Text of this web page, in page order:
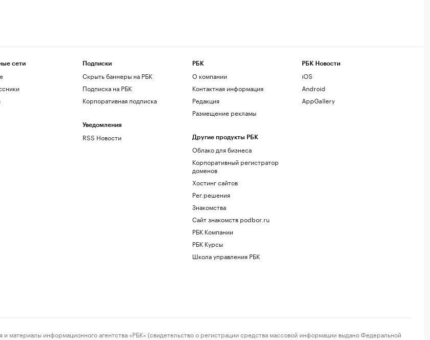
сети Подписки
Скрыть баннеры на РБК
Подписка на РБК
Корпоративная подписка
Уведомления
RSS Новости
РБК
О компании
Контактная информация
Редакция
Размещение рекламы
Другие продукты РБК
Облако для бизнеса
Корпоративный регистратор
доменов
Хостинг сайтов
Рег.решения
Знакомства
Сайт знакомств podbor.ru
РБК Компании
РБК Курсы
Школа управления РБК
РБК Новости
iOS
Android
AppGallery
информационного агентства «РБК» (свидетельство о регистрации средства массовой информации выдано Федеральной